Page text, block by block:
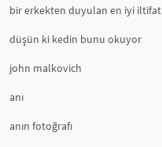
bir erkekten duyulan en iyi iltifat
düşün ki kedin bunu okuyor
john malkovich
anı
anın fotoğrafı